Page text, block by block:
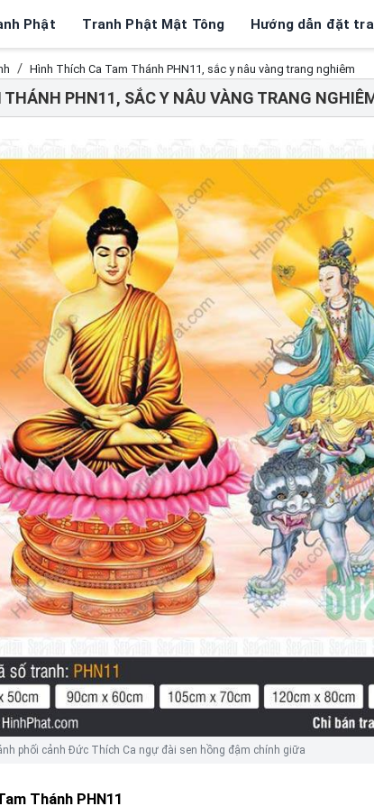
Phật Tranh Phật Mật Tông Hướng dẫn đặt
Hình Thích Ca Tam Thánh PHN11, sắc y nâu vàng trang nghiêm
PHN11, SẮC Y NÂU VÀNG TRANG
phối cảnh Đức Thích Ca ngự đài sen hồng đậm chính giữa
Thánh PHN11